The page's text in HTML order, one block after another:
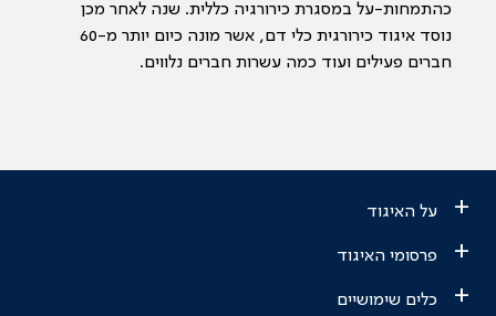
כהתמחות-על במסגרת כירורגיה כללית. שנה לאחר מכן
נוסד איגוד כירורגית כלי דם, אשר מונה כיום יותר מ-60
חברים פעילים ועוד כמה עשרות חברים נלווים.
+ על האיגוד
+ פרסומי האיגוד
+ כלים שימושיים